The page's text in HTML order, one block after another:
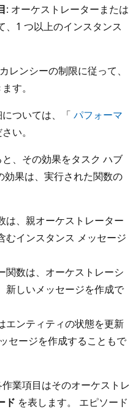
: オーケストレーターまたは
、1 つ以上のインスタンス
ンシーの制限に従って、
す。
ついては、「 パフォーマ
い。
、その効果をタスク ハブ
効果は、実行された関数の
は、親オーケストレーター
むインスタンス メッセージ
関数は、オーケストレーシ
新しいメッセージを作成で
エンティティの状態を更新
セージを作成することもで
業項目はそのオーケストレ
ド を表します。 エピソード